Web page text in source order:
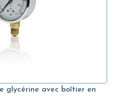
glycérine avec boîtier en